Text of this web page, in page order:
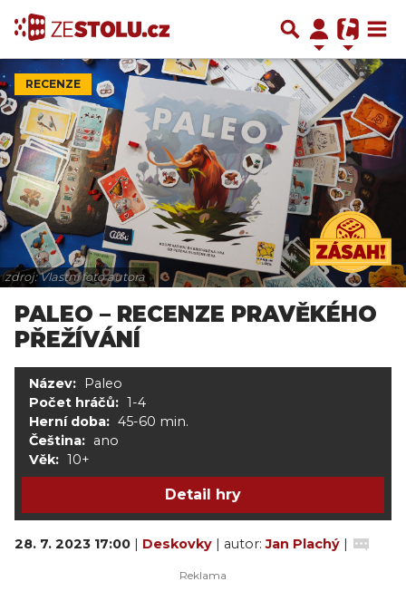
RECENZE
zdroj: Vlastní foto autora
PALEO – RECENZE PRAVĚKÉHO
PŘEŽÍVÁNÍ
Název:
Paleo
Počet hráčů: 1-4
Herní doba: 45-60 min.
Čeština: ano
Věk: 10+
Detail hry
28. 7. 2023 17:00 | Deskovky | autor:Jan Plachý |